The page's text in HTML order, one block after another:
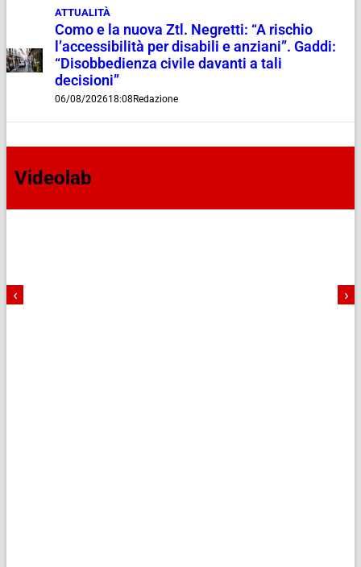
ATTUALITÀ
Como e la nuova Ztl. Negretti: “A rischio
l’accessibilità per disabili e anziani”. Gaddi:
“Disobbedienza civile davanti a tali
decisioni”
06/08/202618:08 Redazione
Videolab
‹ ›